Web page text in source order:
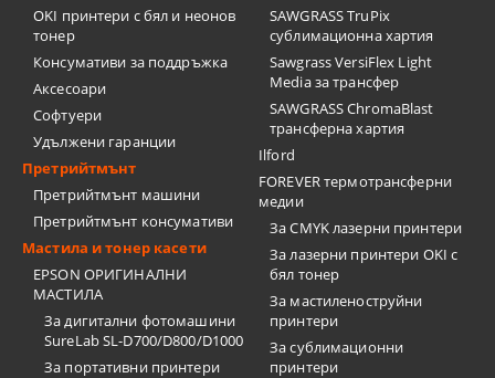
OKI принтери с бял и неонов
тонер
Консумативи за поддръжка
Аксесоари
Софтуери
Удължени гаранции
Претрийтмънт
Претрийтмънт машини
Претрийтмънт консумативи
Мастила и тонер касети
EPSON ОРИГИНАЛНИ
МАСТИЛА
За дигитални фотомашини
SureLab SL-D700/D800/D1000
За портативни принтери
SAWGRASS TruPix
сублимационна хартия
Sawgrass VersiFlex Light
Media за трансфер
SAWGRASS ChromaBlast
трансферна хартия
Ilford
FOREVER термотрансферни
медии
За CMYK лазерни принтери
За лазерни принтери OKI с
бял тонер
За мастиленоструйни
принтери
За сублимационни
принтери